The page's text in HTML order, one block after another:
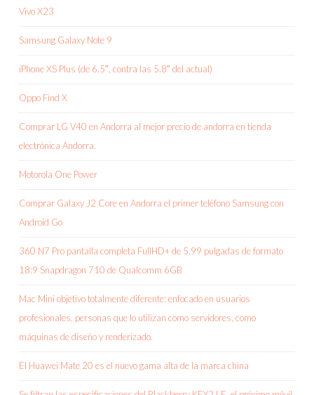
Vivo X23
Samsung Galaxy Note 9
iPhone XS Plus (de 6.5″, contra las 5.8″ del actual)
Oppo Find X
Comprar LG V40 en Andorra al mejor precio de andorra en tienda
electrónica Andorra.
Motorola One Power
Comprar Galaxy J2 Core en Andorra el primer teléfono Samsung con
Android Go
360 N7 Pro pantalla completa FullHD+ de 5.99 pulgadas de formato
18:9 Snapdragon 710 de Qualcomm 6GB
Mac Mini objetivo totalmente diferente: enfocado en usuarios
profesionales, personas que lo utilizan como servidores, como
máquinas de diseño y renderizado.
El Huawei Mate 20 es el nuevo gama alta de la marca china